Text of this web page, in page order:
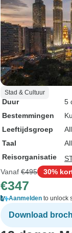
Stad & Cultuur
Duur
5
Bestemmingen
Leeftijdsgroep
Taal
Reisorganisatie
Vanaf €495 30%
€347
Aanmelden to unlock
Download